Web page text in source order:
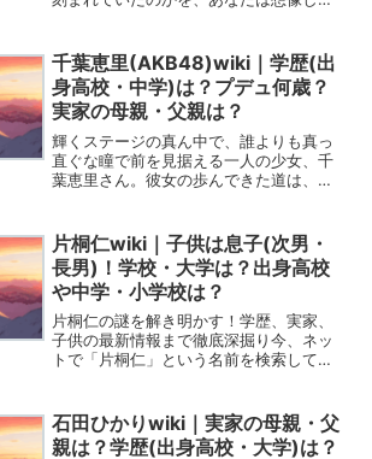
二の光を放ち続ける唐沢寿明さんという
一人の表現者。今回は...
千葉恵里(AKB48)wiki｜学歴(出
身高校・中学)は？プデュ何歳？
実家の母親・父親は？
輝くステージの真ん中で、誰よりも真っ
直ぐな瞳で前を見据える一人の少女、千
葉恵里さん。彼女の歩んできた道は、決
どの過酷な試練に身を投じ、時には涙を
流しながら「もう無理です...
片桐仁wiki｜子供は息子(次男・
長男)！学校・大学は？出身高校
や中学・小学校は？
片桐仁の謎を解き明かす！学歴、実家、
子供の最新情報まで徹底深掘り今、ネッ
トで「片桐仁」という名前を検索してい
んほど多方面で活躍し、その個性的なキ
ャラクターで私たちの心を...
石田ひかりwiki｜実家の母親・父
親は？学歴(出身高校・大学)は？